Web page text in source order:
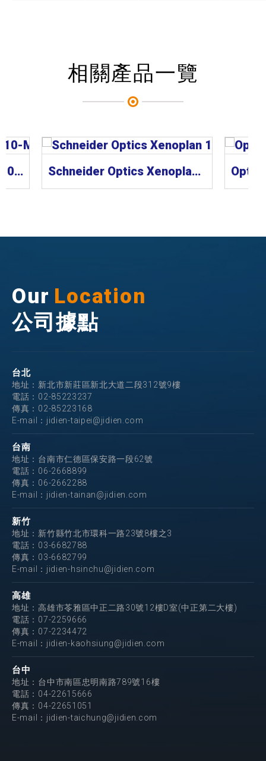
相關產品一覽
CCS Lens 工業鏡頭 SE-110-M Series Schneider Optics Xenoplan 1.3” 工業鏡頭
Our Location
公司據點
台北
地址：新北市新莊區新北大道二段312號9樓
電話： 02-85223237
傳真：02-85223168
E-mail： jidien-taipei@jidien.com
台南
地址：台南市仁德區保安路一段62號
電話： 06-2668899
傳真：06-2662288
E-mail： jidien-tainan@jidien.com
新竹
地址：新竹縣竹北市環科一路23號8樓之3
電話： 03-6682788
傳真：03-6682799
E-mail： jidien-hsinchu@jidien.com
高雄
地址：高雄市苓雅區中正二路30號12樓D室(中正第二大樓)
電話： 07-2259666
傳真：07-2234472
E-mail： jidien-kaohsiung@jidien.com
台中
地址：台中市南區忠明南路789號16樓
電話： 04-22615666
傳真：04-22651051
E-mail： jidien-taichung@jidien.com